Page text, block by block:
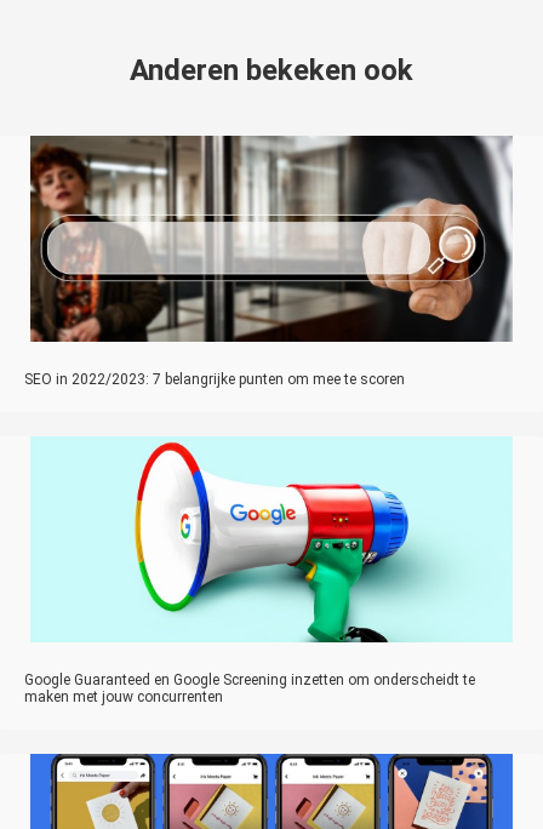
Anderen bekeken ook
SEO in 2022/2023: 7 belangrijke punten om mee te scoren
Google Guaranteed en Google Screening inzetten om onderscheidt te
maken met jouw concurrenten